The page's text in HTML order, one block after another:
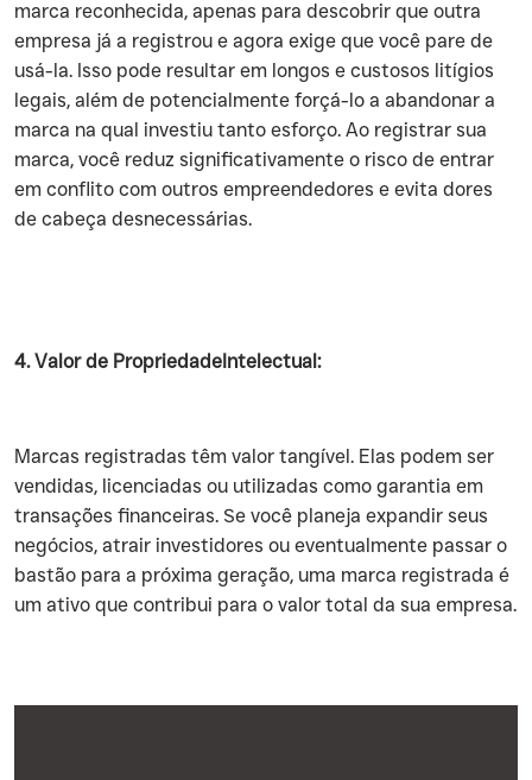
marca reconhecida, apenas para descobrir que outra
empresa já a registrou e agora exige que você pare de
usá-la. Isso pode resultar em longos e custosos litígios
legais, além de potencialmente forçá-lo a abandonar a
marca na qual investiu tanto esforço. Ao registrar sua
marca, você reduz significativamente o risco de entrar
em conflito com outros empreendedores e evita dores
de cabeça desnecessárias.
4. Valor de PropriedadeIntelectual:
‍Marcas registradas têm valor tangível. Elas podem ser
vendidas, licenciadas ou utilizadas como garantia em
transações financeiras. Se você planeja expandir seus
negócios, atrair investidores ou eventualmente passar o
bastão para a próxima geração, uma marca registrada é
um ativo que contribui para o valor total da sua empresa.